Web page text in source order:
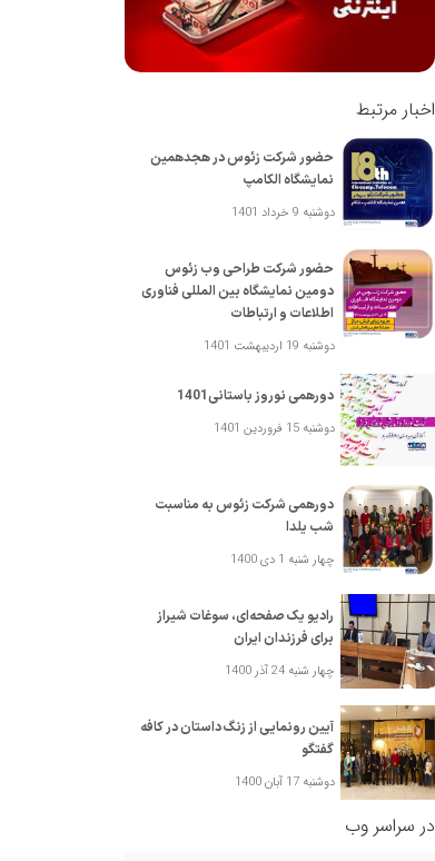
اخبار مرتبط
حضور شرکت زئوس در هجدهمین
نمایشگاه الکامپ
دوشنبه 9 خرداد 1401
حضور شرکت طراحی وب زئوس
‎دومین نمایشگاه بین المللی فناوری
اطلاعات و ارتباطات
دوشنبه 19 اردیبهشت 1401
دورهمی نوروز باستانی1401
دوشنبه 15 فروردین 1401
دورهمی شرکت زئوس به مناسبت
شب یلدا
چهار شنبه 1 دی 1400
رادیو یک صفحه‌ای، سوغات شیراز
برای فرزندان ایران
چهار شنبه 24 آذر 1400
آیین رونمایی از زنگ داستان در کافه
گفتگو
دوشنبه 17 آبان 1400
در سراسر وب